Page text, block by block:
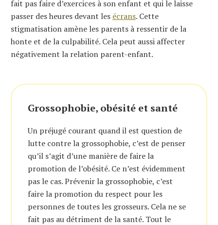
fait pas faire d’exercices à son enfant et qui le laisse
passer des heures devant les écrans. Cette
stigmatisation amène les parents à ressentir de la
honte et de la culpabilité. Cela peut aussi affecter
négativement la relation parent-enfant.
Grossophobie, obésité et santé
Un préjugé courant quand il est question de
lutte contre la grossophobie, c’est de penser
qu’il s’agit d’une manière de faire la
promotion de l’obésité. Ce n’est évidemment
pas le cas. Prévenir la grossophobie, c’est
faire la promotion du respect pour les
personnes de toutes les grosseurs. Cela ne se
fait pas au détriment de la santé. Tout le